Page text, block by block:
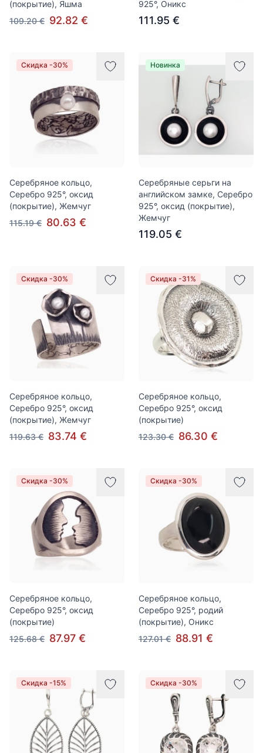
(покрытие), Яшма
109.20 € 92.82 €
925°, Оникс
111.95 €
Скидка -30%
Серебряное кольцо,
Серебро 925°, оксид
(покрытие), Жемчуг
115.19 € 80.63 €
Новинка
Серебряные серьги на
английском замке, Серебро
925°, оксид (покрытие),
Жемчуг
119.05 €
Скидка -30%
Серебряное кольцо,
Серебро 925°, оксид
(покрытие), Жемчуг
119.63 € 83.74 €
Скидка -31%
Серебряное кольцо,
Серебро 925°, оксид
(покрытие)
123.30 € 86.30 €
Скидка -30%
Серебряное кольцо,
Серебро 925°, оксид
(покрытие)
125.68 € 87.97 €
Скидка -30%
Серебряное кольцо,
Серебро 925°, родий
(покрытие), Оникс
127.01 € 88.91 €
Скидка -15% Скидка -30%